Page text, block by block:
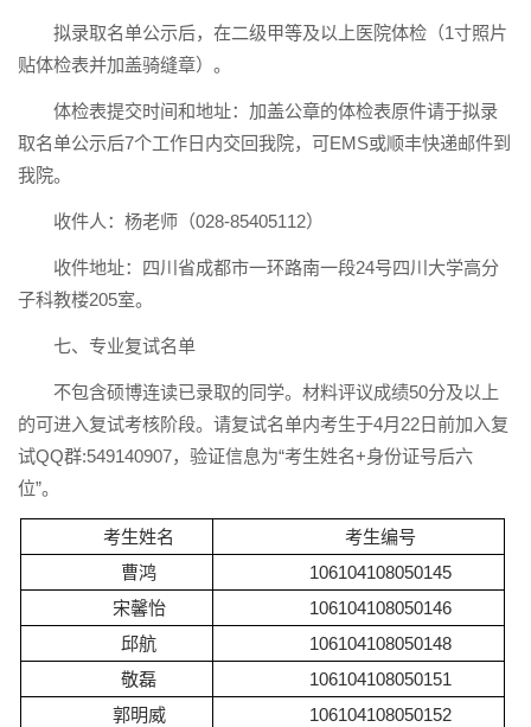
拟录取名单公示后，在二级甲等及以上医院体检（1寸照片
贴体检表并加盖骑缝章）。
体检表提交时间和地址：加盖公章的体检表原件请于拟录
取名单公示后7个工作日内交回我院，可EMS或顺丰快递邮件到
我院。
收件人：杨老师（028-85405112）
收件地址：四川省成都市一环路南一段24号四川大学高分
子科教楼205室。
七、专业复试名单
不包含硕博连读已录取的同学。材料评议成绩50分及以上
的可进入复试考核阶段。请复试名单内考生于4月22日前加入复
试QQ群:549140907，验证信息为“考生姓名+身份证号后六
位”。
考生姓名
考生编号
曹鸿
106104108050145
宋馨怡
106104108050146
邱航
106104108050148
敬磊
106104108050151
郭明威
106104108050152